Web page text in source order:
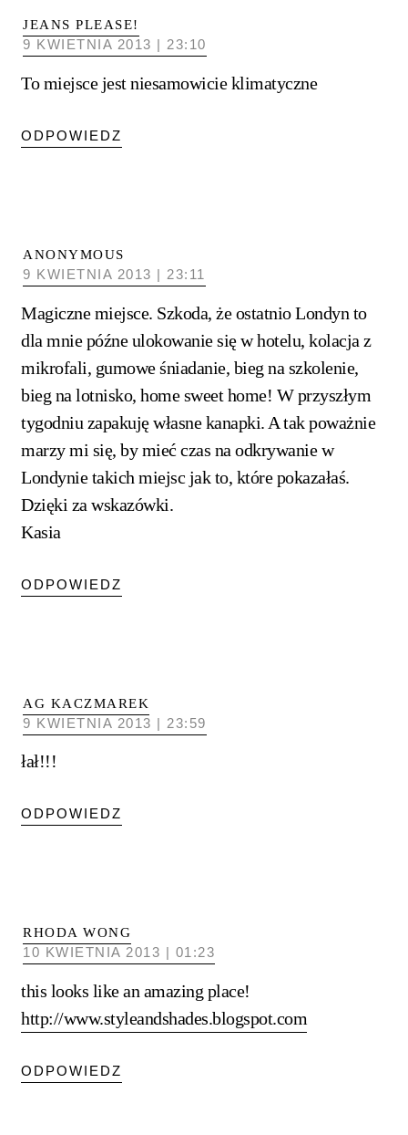
JEANS PLEASE!
9 KWIETNIA 2013 | 23:10
To miejsce jest niesamowicie klimatyczne
ODPOWIEDZ
ANONYMOUS
9 KWIETNIA 2013 | 23:11
Magiczne miejsce. Szkoda, że ostatnio Londyn to
dla mnie późne ulokowanie się w hotelu, kolacja z
mikrofali, gumowe śniadanie, bieg na szkolenie,
bieg na lotnisko, home sweet home! W przyszłym
tygodniu zapakuję własne kanapki. A tak poważnie
marzy mi się, by mieć czas na odkrywanie w
Londynie takich miejsc jak to, które pokazałaś.
Dzięki za wskazówki.
Kasia
ODPOWIEDZ
AG KACZMAREK
9 KWIETNIA 2013 | 23:59
łał!!!
ODPOWIEDZ
RHODA WONG
10 KWIETNIA 2013 | 01:23
this looks like an amazing place!
http://www.styleandshades.blogspot.com
ODPOWIEDZ